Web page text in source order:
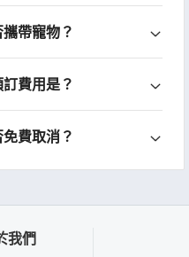
帶寵物？
費用是？
費取消？
我們